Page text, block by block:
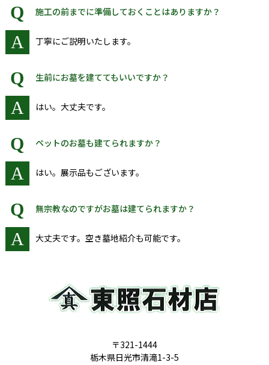
Q 施工の前までに準備しておくことはありますか？
A 丁寧にご説明いたします。
Q 生前にお墓を建ててもいいですか？
A はい。大丈夫です。
Q ペットのお墓も建てられますか？
A はい。展示品もございます。
Q 無宗教なのですがお墓は建てられますか？
A 大丈夫です。空き墓地紹介も可能です。
〒321-1444
栃木県日光市清滝1-3-5